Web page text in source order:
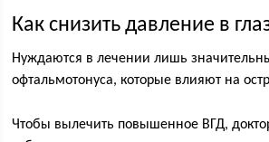
Как снизить давление в
Нуждаются в лечении лишь
офтальмотонуса, которые влияют на
Чтобы вылечить повышенное ВГД,